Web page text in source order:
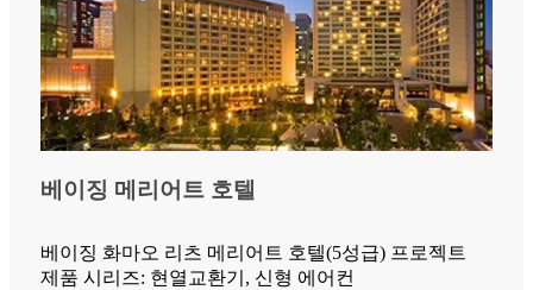
베이징 메리어트 호텔
베이징 화마오 리츠 메리어트 호텔(5성급) 프로젝트
제품 시리즈: 현열교환기, 신형 에어컨